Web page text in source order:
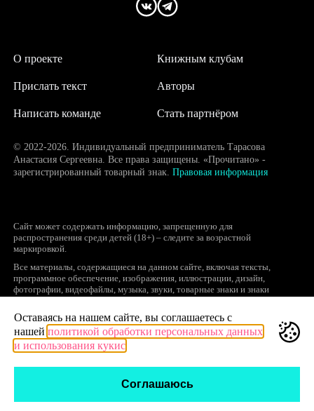
О проекте
Написать команде
Авторы
Прислать текст
Книжным клубам
Стать партнёром
© 2022-2026. Индивидуальный предприниматель Тарасова
Анастасия Сергеевна. Все права защищены. «Прочитано» -
зарегистрированный товарный знак. Правовая информация
Сайт может содержать информацию, запрещенную для
распространения среди детей (18+) – следите за возрастной
маркировкой.
Все материалы, содержащиеся на данном сайте, включая тексты,
программное обеспечение, изображения, иллюстрации, дизайн,
фотографии, видеофайлы, музыка, звуки, товарные знаки и знаки
объектами интеллектуальной собственности, исключительные права на
использование которых принадлежат правообладателям.
Запрещается полное или частичное копирование и распространение (в
том числе, путем воспроизведения и размещения на других сайтах и
Оставаясь на нашем сайте, вы соглашаетесь с
нашей политикой обработки персональных данных
и использования кукис
Соглашаюсь